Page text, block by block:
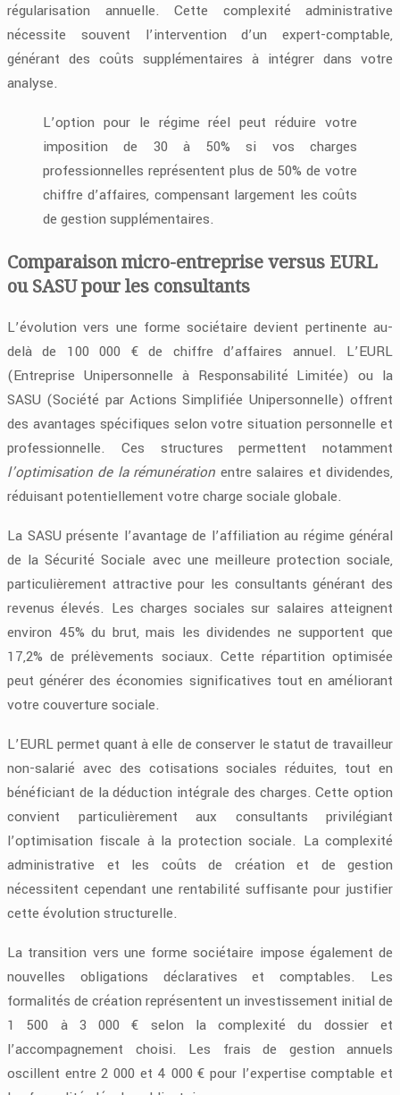
régularisation annuelle. Cette complexité administrative
nécessite souvent l’intervention d’un expert-comptable,
générant des coûts supplémentaires à intégrer dans votre
analyse.
L’option pour le régime réel peut réduire votre
imposition de 30 à 50% si vos charges
professionnelles représentent plus de 50% de votre
chiffre d’affaires, compensant largement les coûts
de gestion supplémentaires.
Comparaison micro-entreprise versus EURL
ou SASU pour les consultants
L’évolution vers une forme sociétaire devient pertinente au-
delà de 100 000 € de chiffre d’affaires annuel. L’EURL
(Entreprise Unipersonnelle à Responsabilité Limitée) ou la
SASU (Société par Actions Simplifiée Unipersonnelle) offrent
des avantages spécifiques selon votre situation personnelle et
professionnelle. Ces structures permettent notamment
l’optimisation de la rémunération entre salaires et dividendes,
réduisant potentiellement votre charge sociale globale.
La SASU présente l’avantage de l’affiliation au régime général
de la Sécurité Sociale avec une meilleure protection sociale,
particulièrement attractive pour les consultants générant des
revenus élevés. Les charges sociales sur salaires atteignent
environ 45% du brut, mais les dividendes ne supportent que
17,2% de prélèvements sociaux. Cette répartition optimisée
peut générer des économies significatives tout en améliorant
votre couverture sociale.
L’EURL permet quant à elle de conserver le statut de travailleur
non-salarié avec des cotisations sociales réduites, tout en
bénéficiant de la déduction intégrale des charges. Cette option
convient particulièrement aux consultants privilégiant
l’optimisation fiscale à la protection sociale. La complexité
administrative et les coûts de création et de gestion
nécessitent cependant une rentabilité suffisante pour justifier
cette évolution structurelle.
La transition vers une forme sociétaire impose également de
nouvelles obligations déclaratives et comptables. Les
formalités de création représentent un investissement initial de
1 500 à 3 000 € selon la complexité du dossier et
l’accompagnement choisi. Les frais de gestion annuels
oscillent entre 2 000 et 4 000 € pour l’expertise comptable et